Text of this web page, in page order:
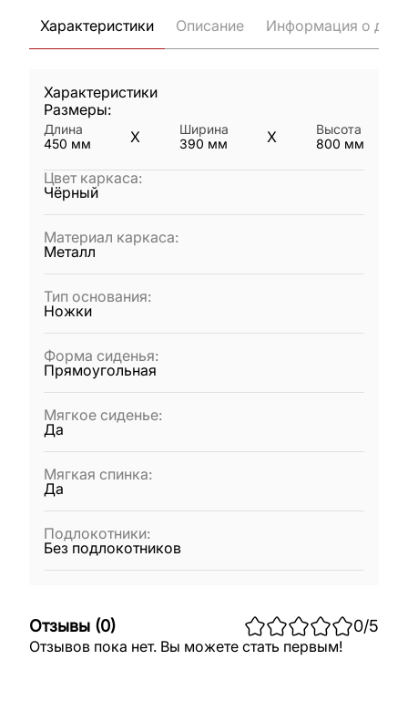
Характеристики Описание Информация о
Характеристики
Размеры:
Длина
450 мм X
Ширина
390 мм X
Высота
800 мм
Цвет каркаса:
Чёрный
Материал каркаса:
Металл
Тип основания:
Ножки
Форма сиденья:
Прямоугольная
Мягкое сиденье:
Да
Мягкая спинка:
Да
Подлокотники:
Без подлокотников
Отзывы (0) 0/5
Отзывов пока нет. Вы можете стать первым!